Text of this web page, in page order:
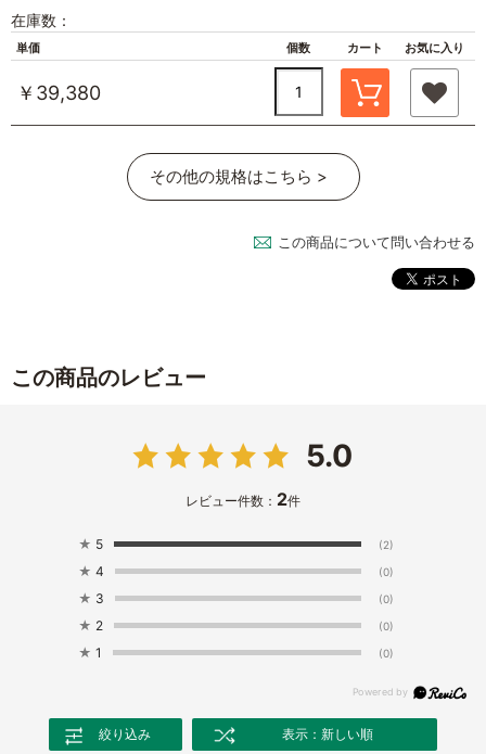
在庫数：
単価 個数 カート お気に入り
￥39,380
その他の規格はこちら >
この商品について問い合わせる
この商品のレビュー
5.0
レビュー件数： 2件
★ 5 (2)
★ 4 (0)
★ 3 (0)
★ 2 (0)
★ 1 (0)
絞り込み 表示：新しい順